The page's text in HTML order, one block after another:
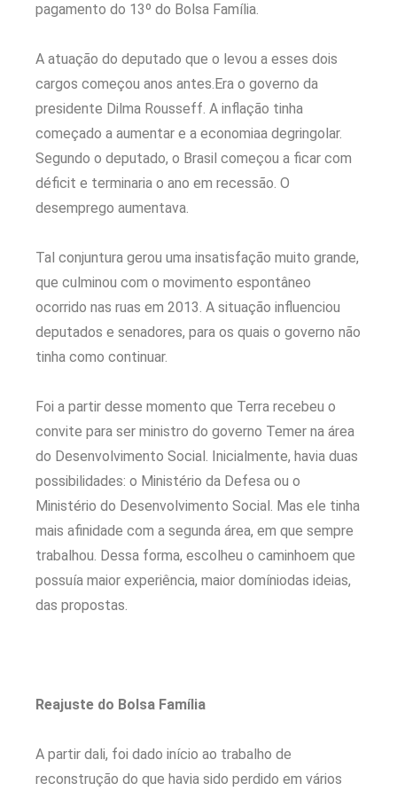
pagamento do 13º do Bolsa Família.
A atuação do deputado que o levou a esses dois
cargos começou anos antes.Era o governo da
presidente Dilma Rousseff. A inflação tinha
começado a aumentar e a economiaa degringolar.
Segundo o deputado, o Brasil começou a ficar com
déficit e terminaria o ano em recessão. O
desemprego aumentava.
Tal conjuntura gerou uma insatisfação muito grande,
que culminou com o movimento espontâneo
ocorrido nas ruas em 2013. A situação influenciou
deputados e senadores, para os quais o governo não
tinha como continuar.
Foi a partir desse momento que Terra recebeu o
convite para ser ministro do governo Temer na área
do Desenvolvimento Social. Inicialmente, havia duas
possibilidades: o Ministério da Defesa ou o
Ministério do Desenvolvimento Social. Mas ele tinha
mais afinidade com a segunda área, em que sempre
trabalhou. Dessa forma, escolheu o caminhoem que
possuía maior experiência, maior domíniodas ideias,
das propostas.
Reajuste do Bolsa Família
A partir dali, foi dado início ao trabalho de
reconstrução do que havia sido perdido em vários